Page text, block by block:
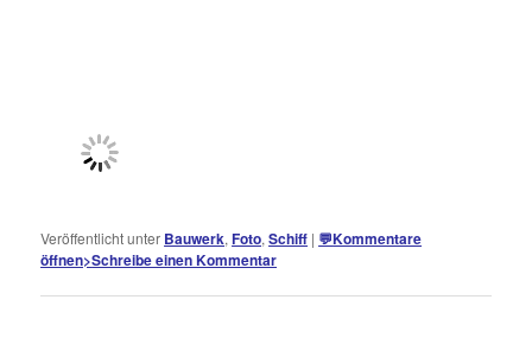
Veröffentlicht unter Bauwerk,Foto,Schiff | 💬Kommentare
öffnen>Schreibe einen Kommentar